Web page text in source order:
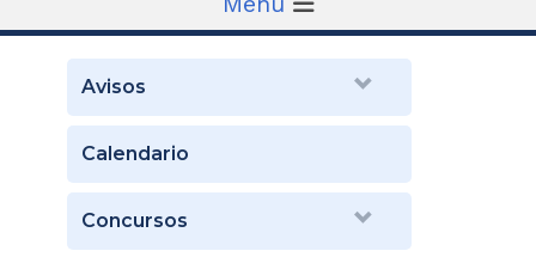
Avisos
Calendario
Concursos